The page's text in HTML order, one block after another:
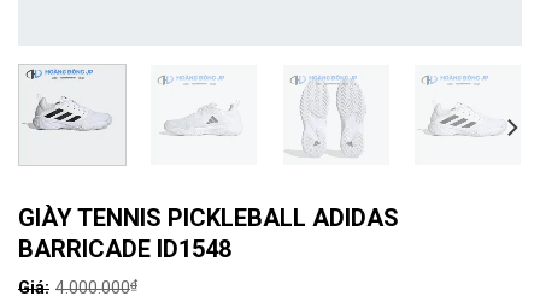
GIÀY TENNIS PICKLEBALL ADIDAS
BARRICADE ID1548
4.000.000₫